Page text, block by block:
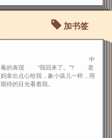
加书签
中
毒的表现 “我回来了。”? 老
妈拿出点心给我，象小孩儿一样，用
期待的目光看着我。